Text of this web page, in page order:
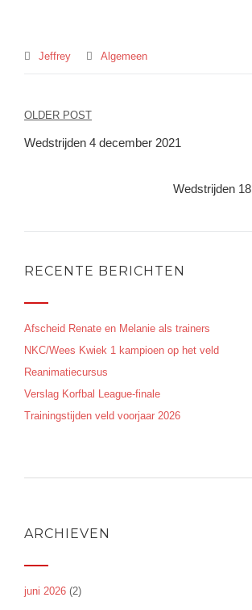
Jeffrey Algemeen
Bericht
navigatie
OLDER POST
Wedstrijden 4 december 2021
Wedstrijden
RECENTE BERICHTEN
Afscheid Renate en Melanie als trainers
NKC/Wees Kwiek 1 kampioen op het veld
Reanimatiecursus
Verslag Korfbal League-finale
Trainingstijden veld voorjaar 2026
ARCHIEVEN
juni 2026 (2)